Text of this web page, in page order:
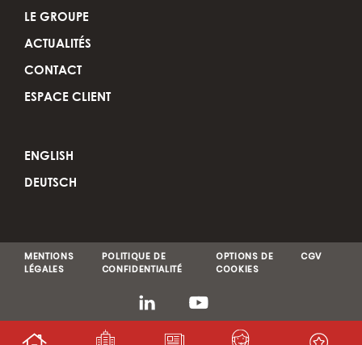
LE GROUPE
ACTUALITÉS
CONTACT
ESPACE CLIENT
ENGLISH
DEUTSCH
MENTIONS
LÉGALES
POLITIQUE DE
CONFIDENTIALITÉ
OPTIONS DE
COOKIES
CGV